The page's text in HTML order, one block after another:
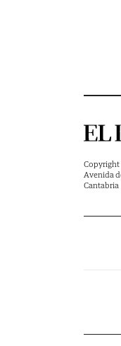
Copyright
Avenida
Cantabria